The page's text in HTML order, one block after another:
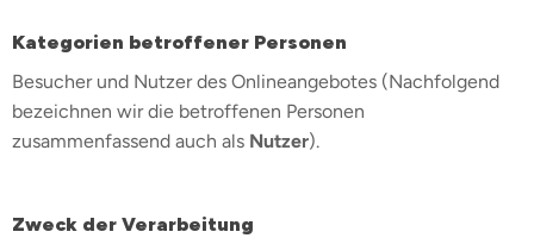
Kategorien betroffener Personen
Besucher und Nutzer des Onlineangebotes (Nachfolgend
bezeichnen wir die betroffenen Personen
zusammenfassend auch als Nutzer).
Zweck der Verarbeitung